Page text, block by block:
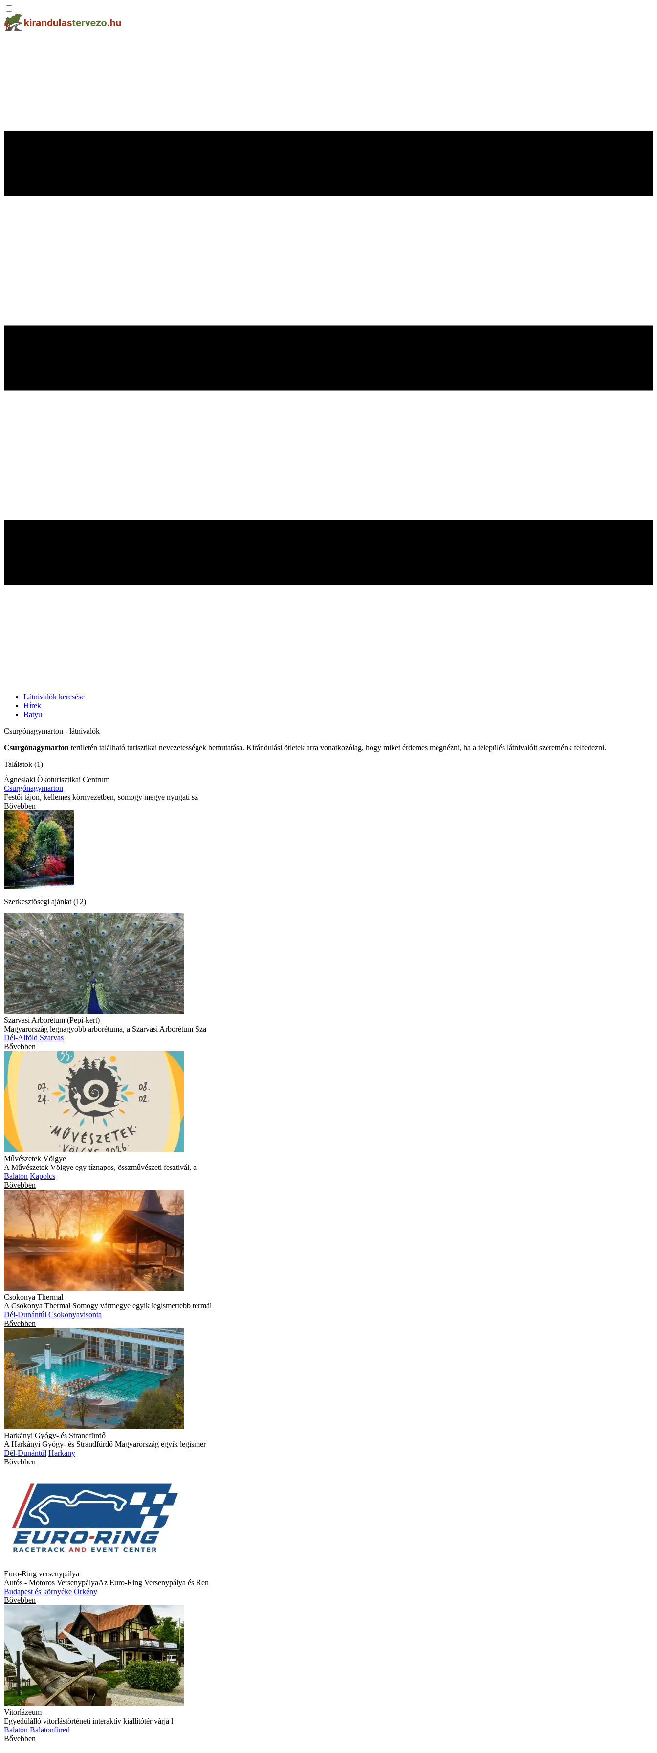
Látnivalók keresése
Hírek
Batyu
Csurgónagymarton - látnivalók
Csurgónagymarton területén található turisztikai nevezetességek bemutatása. Kirándulási ötletek arra vonatkozólag, hogy miket érdemes megnézni, ha a település látnivalóit szeretnénk felfedezni.
Találatok (1)
Ágneslaki Ökoturisztikai Centrum
Csurgónagymarton
Festői tájon, kellemes környezetben, somogy megye nyugati sz
Bővebben
Szerkesztőségi ajánlat (12)
Szarvasi Arborétum (Pepi-kert)
Magyarország legnagyobb arborétuma, a Szarvasi Arborétum Sza
Dél-Alföld Szarvas
Bővebben
Művészetek Völgye
A Művészetek Völgye egy tíznapos, összművészeti fesztivál, a
Balaton Kapolcs
Bővebben
Csokonya Thermal
A Csokonya Thermal Somogy vármegye egyik legismertebb termál
Dél-Dunántúl Csokonyavisonta
Bővebben
Harkányi Gyógy- és Strandfürdő
A Harkányi Gyógy- és Strandfürdő Magyarország egyik legismer
Dél-Dunántúl Harkány
Bővebben
Euro-Ring versenypálya
Autós - Motoros VersenypályaAz Euro-Ring Versenypálya és Ren
Budapest és környéke Örkény
Bővebben
Vitorlázeum
Egyedülálló vitorlástörténeti interaktív kiállítótér várja l
Balaton Balatonfüred
Bővebben